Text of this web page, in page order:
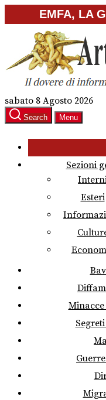
to
content
EMFA, LA
sabato 8 Agosto 2026
Search Menu
Sezioni
Esteri